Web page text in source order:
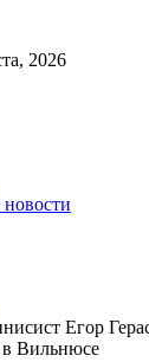
2026
Егор
в Вильнюсе